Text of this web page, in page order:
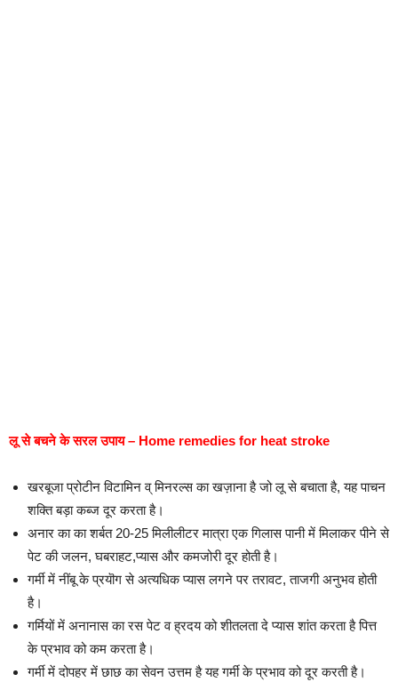
लू से बचने के सरल उपाय – Home remedies for heat stroke
खरबूजा प्रोटीन विटामिन व् मिनरल्स का खज़ाना है जो लू से बचाता है, यह पाचन
शक्ति बड़ा कब्ज दूर करता है।
अनार का का शर्बत 20-25 मिलीलीटर मात्रा एक गिलास पानी में मिलाकर पीने से
पेट की जलन, घबराहट,प्यास और कमजोरी दूर होती है।
गर्मी में नींबू के प्रयॊग से अत्यधिक प्यास लगने पर तरावट, ताजगी अनुभव होती
है।
गर्मियों में अनानास का रस पेट व ह्रदय को शीतलता दे प्यास शांत करता है पित्त
के प्रभाव को कम करता है।
गर्मी में दोपहर में छाछ का सेवन उत्तम है यह गर्मी के प्रभाव को दूर करती है।